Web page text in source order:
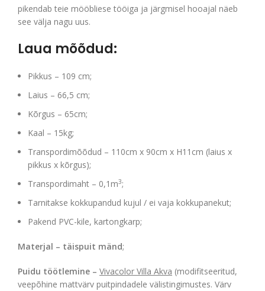
pikendab teie mööbliese tööiga ja järgmisel hooajal näeb
see välja nagu uus.
Laua mõõdud:
Pikkus – 109 cm;
Laius – 66,5 cm;
Kõrgus – 65cm;
Kaal – 15kg;
Transpordimõõdud – 110cm x 90cm x H11cm (laius x
pikkus x kõrgus);
Transpordimaht – 0,1m3;
Tarnitakse kokkupandud kujul / ei vaja kokkupanekut;
Pakend PVC-kile, kartongkarp;
Materjal – täispuit mänd;
Puidu töötlemine – Vivacolor Villa Akva (modifitseeritud,
veepõhine mattvärv puitpindadele välistingimustes. Värv